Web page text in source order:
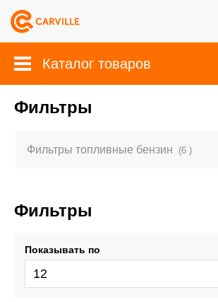
Каталог товаров
Фильтры
Фильтры топливные бензин (6 )
Фильтры
Показывать по